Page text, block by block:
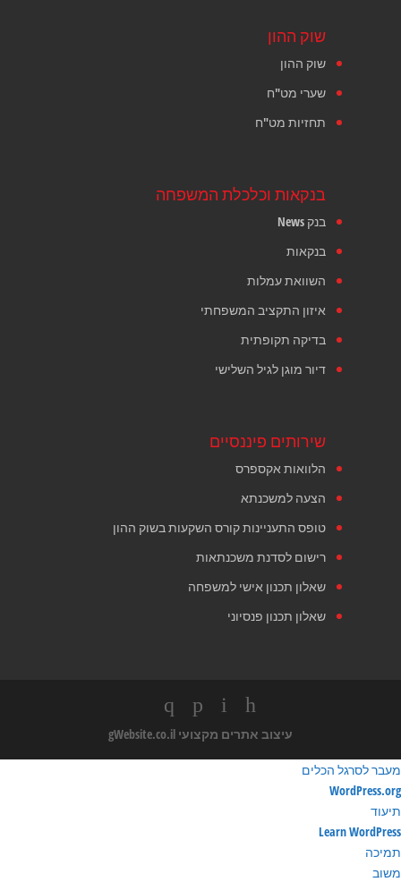
שוק ההון
שוק ההון
שערי מט"ח
תחזיות מט"ח
בנקאות וכלכלת המשפחה
בנק News
בנקאות
השוואת עמלות
איזון התקציב המשפחתי
בדיקה תקופתית
דיור מוגן לגיל השלישי
שירותים פיננסיים
הלוואות אקספרס
הצעה למשכנתא
טופס התעניינות קורס השקעות בשוק ההון
רישום לסדנת משכנתאות
שאלון תכנון אישי למשפחה
שאלון תכנון פנסיוני
עיצוב אתרים מקצועי
מעבר לסרגל הכלים
אודות
וורדפרס
WordPress.org
תיעוד
Learn WordPress
תמיכה
משוב